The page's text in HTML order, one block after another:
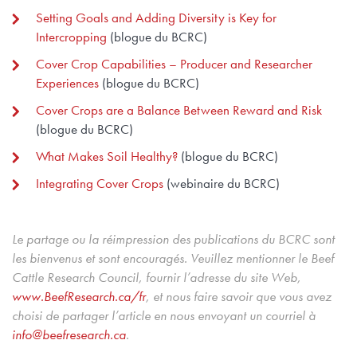
Setting Goals and Adding Diversity is Key for
Intercropping (blogue du BCRC)
Cover Crop Capabilities – Producer and Researcher
Experiences (blogue du BCRC)
Cover Crops are a Balance Between Reward and Risk
(blogue du BCRC)
What Makes Soil Healthy? (blogue du BCRC)
Integrating Cover Crops (webinaire du BCRC)
Le partage ou la réimpression des publications du BCRC sont
les bienvenus et sont encouragés. Veuillez mentionner le Beef
Cattle Research Council, fournir l’adresse du site Web,
www.BeefResearch.ca/fr, et nous faire savoir que vous avez
choisi de partager l’article en nous envoyant un courriel à
info@beefresearch.ca.